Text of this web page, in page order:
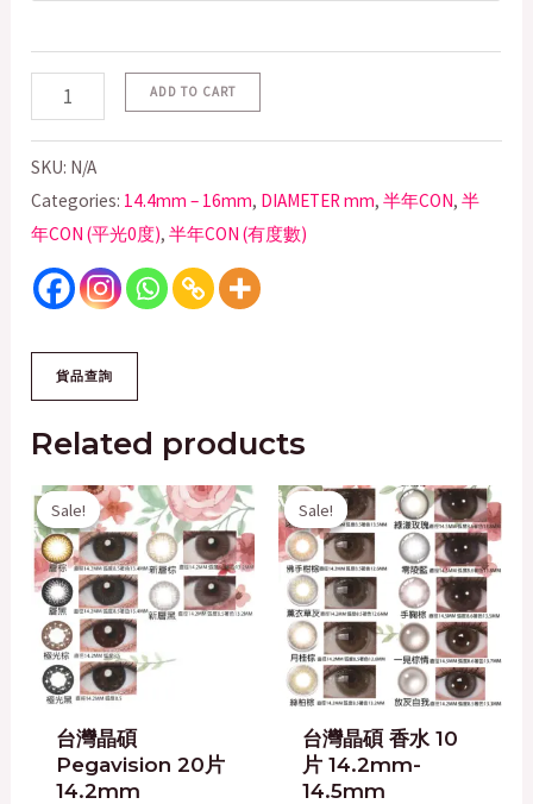
ADD TO CART
SKU: N/A
Categories: 14.4mm – 16mm, DIAMETER mm,半年CON,半
年CON (平光0度),半年CON (有度數)
Related products
Sale!
Sale!
台灣晶碩
Pegavision 20片
14.2mm
Original
price
was:
$158.00.
Current
price
is:
$130.00.
Sale!
Sale!
台灣晶碩 香水 10
片 14.2mm-
14.5mm
Original
price
was:
$158.00.
Current
price
is:
$100.00.